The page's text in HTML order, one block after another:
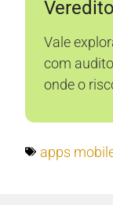
Vale
com
onde o
apps